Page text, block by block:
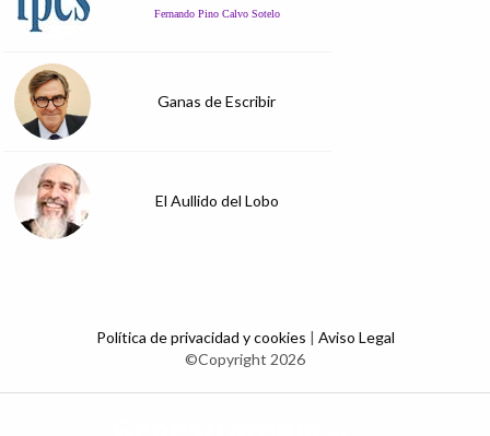
Fernando Pino Calvo Sotelo
Ganas de Escribir
El Aullido del Lobo
Política de privacidad y cookies | Aviso Legal
©Copyright 2026